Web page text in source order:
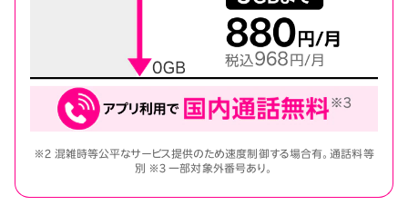
※2 混雑時等公平なサービス提供のため速度制御する場合有。通話料等
別 ※3 一部対象外番号あり。